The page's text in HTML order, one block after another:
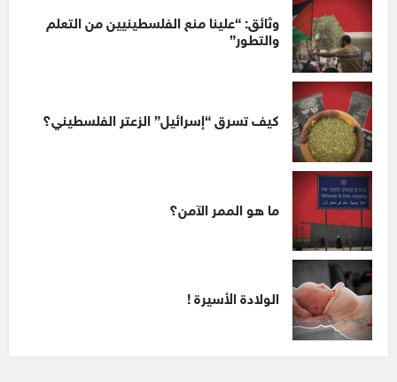
وثائق: “علينا منع الفلسطينيين من التعلم
والتطور”
كيف تسرق “إسرائيل” الزعتر الفلسطيني؟
ما هو الممر الآمن؟
الولادة الأسيرة !